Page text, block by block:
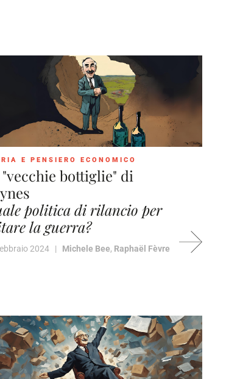
E PENSIERO ECONOMICO
bottiglie" di
politica di rilancio per
la guerra?
2024 | Michele Bee, Raphaël Fèvre